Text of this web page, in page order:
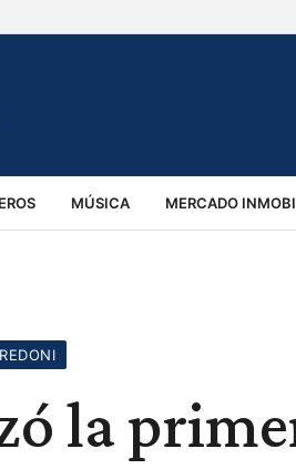
MÚSICA MERCADO
la